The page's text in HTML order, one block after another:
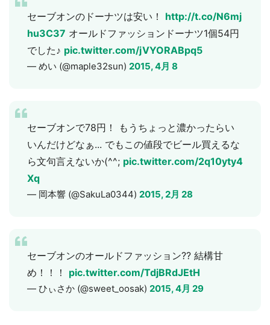
セーブオンのドーナツは安い！ http://t.co/N6mj
hu3C37 オールドファッションドーナツ1個54円
でした♪ pic.twitter.com/jVYORABpq5
— めい (@maple32sun) 2015, 4月 8
セーブオンで78円！ もうちょっと濃かったらい
いんだけどなぁ... でもこの値段でビール買えるな
ら文句言えないか(^^; pic.twitter.com/2q10yty4
Xq
— 岡本響 (@SakuLa0344) 2015, 2月 28
セーブオンのオールドファッション?? 結構甘
め！！！ pic.twitter.com/TdjBRdJEtH
— ひぃさか (@sweet_oosak) 2015, 4月 29